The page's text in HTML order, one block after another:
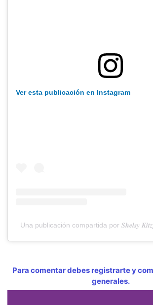
Ver esta publicación en Instagram
Una publicación compartida por 𝑺𝒉𝒆𝒍𝒔𝒚
Para comentar debes registrarte y
generales.